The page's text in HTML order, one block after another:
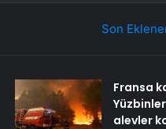
Son
Fransa
alevler